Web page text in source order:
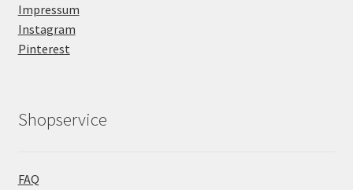
Impressum
Instagram
Pinterest
Shopservice
FAQ